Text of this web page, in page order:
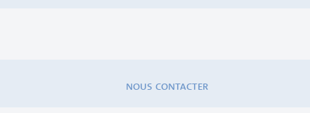
NOUS CONTACTER